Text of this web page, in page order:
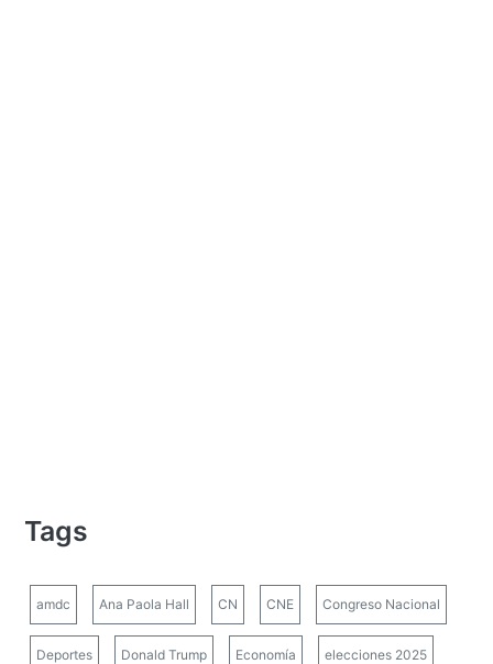
Tags
amdc Ana Paola Hall CN CNE Congreso Nacional
Deportes Donald Trump Economía elecciones 2025